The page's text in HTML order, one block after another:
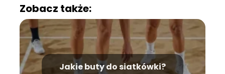
Zobacz także:
Jakie buty do siatkówki?